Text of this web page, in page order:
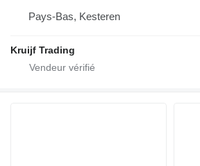
Pays-Bas, Kesteren
Kruijf Trading